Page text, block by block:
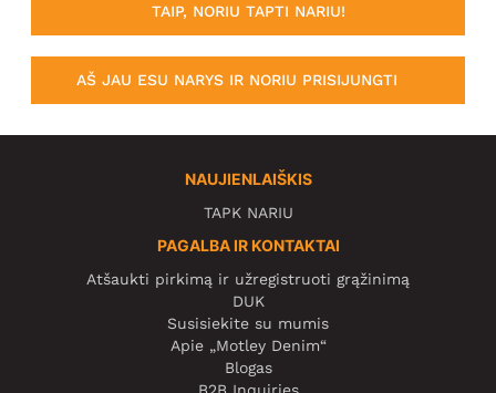
TAIP, NORIU TAPTI NARIU!
AŠ JAU ESU NARYS IR NORIU PRISIJUNGTI
NAUJIENLAIŠKIS
TAPK NARIU
PAGALBA IR KONTAKTAI
Atšaukti pirkimą ir užregistruoti grąžinimą
DUK
Susisiekite su mumis
Apie „Motley Denim“
Blogas